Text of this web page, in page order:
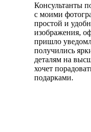
Консультанты
с моими
простой и
изображения,
пришло
получились
деталям на
хочет
подарками.